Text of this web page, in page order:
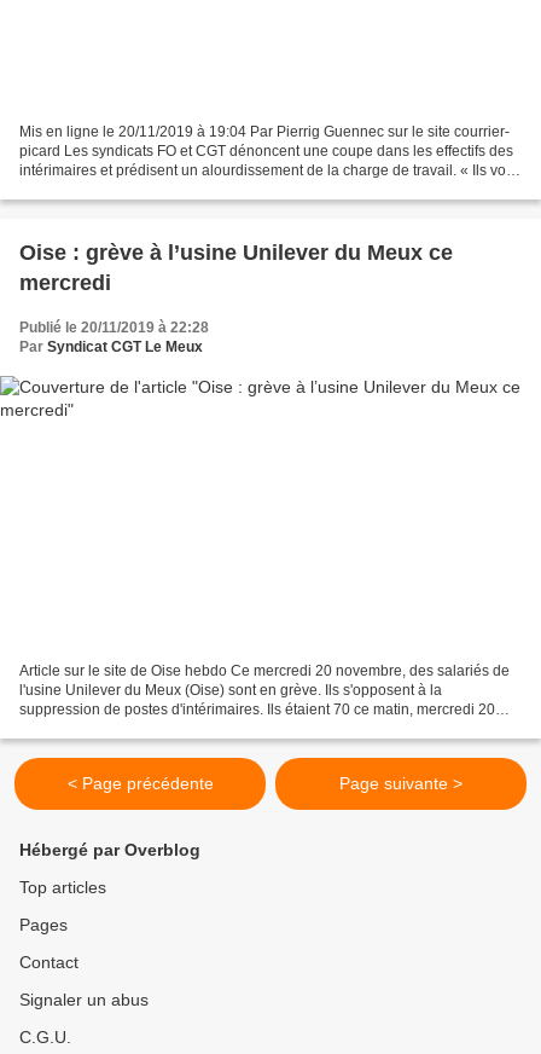
Mis en ligne le 20/11/2019 à 19:04 Par Pierrig Guennec sur le site courrier-
picard Les syndicats FO et CGT dénoncent une coupe dans les effectifs des
intérimaires et prédisent un alourdissement de la charge de travail. « Ils vont
Oise : grève à l’usine Unilever du Meux ce
mercredi
Publié le 20/11/2019 à 22:28
Par Syndicat CGT Le Meux
Article sur le site de Oise hebdo Ce mercredi 20 novembre, des salariés de
l'usine Unilever du Meux (Oise) sont en grève. Ils s'opposent à la
suppression de postes d'intérimaires. Ils étaient 70 ce matin, mercredi 20
< Page précédente Page suivante >
Hébergé par Overblog
Top articles
Pages
Contact
Signaler un abus
C.G.U.